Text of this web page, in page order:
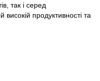
так і серед
високій продуктивності та